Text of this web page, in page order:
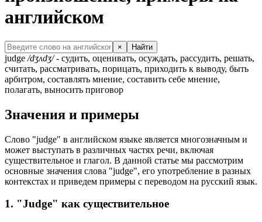
английском
× Найти
judge /dʒʌdʒ/- судить, оценивать, осуждать, рассудить, решать,
считать, рассматривать, порицать, приходить к выводу, быть
арбитром, составлять мнение, составить себе мнение,
полагать, выносить приговор
Значения и примеры
Слово "judge" в английском языке является многозначным и
может выступать в различных частях речи, включая
существительное и глагол. В данной статье мы рассмотрим
основные значения слова "judge", его употребление в разных
контекстах и приведем примеры с переводом на русский язык.
1. "Judge" как существительное